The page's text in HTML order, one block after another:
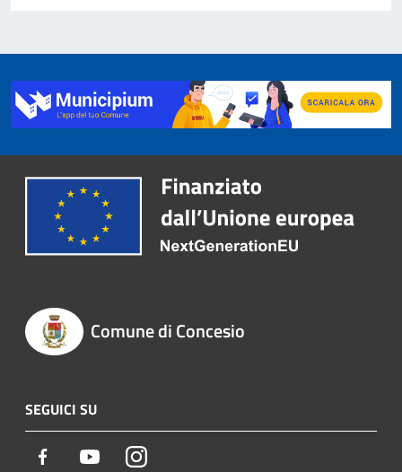
Comune di Concesio
SEGUICI SU
Facebook YoutubeInstagram